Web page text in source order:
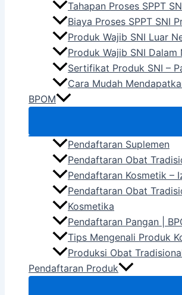
Tahapan Proses SPPT
Biaya Proses SPPT SNI
Produk Wajib SNI Luar
Produk Wajib SNI Dalam
Sertifikat Produk SNI –
Cara Mudah
BPOM
Pendaftaran Suplemen
Pendaftaran Obat
Pendaftaran Kosmetik –
Pendaftaran Obat
Kosmetika
Pendaftaran Pangan |
Tips Mengenali Produk
Produksi Obat
Pendaftaran Produk